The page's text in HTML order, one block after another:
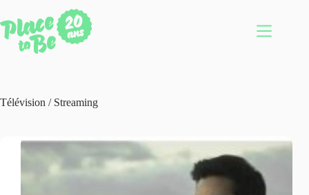
au
contenu
Télévision / Streaming